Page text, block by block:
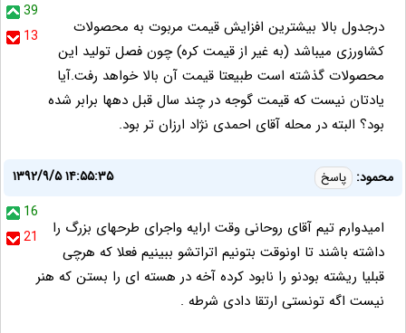
39
13
درجدول بالا بیشترین افزایش قیمت مربوت به محصولات
کشاورزی میباشد (به غیر از قیمت کره) چون فصل تولید این
محصولات گذشته است طبیعتا قیمت آن بالا خواهد رفت.آیا
یادتان نیست که قیمت گوجه در چند سال قبل دهها برابر شده
بود؟ البته در محله آقای احمدی نژاد ارزان تر بود.
محمود: پاسخ
۱۳۹۲/۹/۵ ۱۴:۵۵:۳۵
16
21
امیدوارم تیم آقای روحانی وقت ارایه واجرای طرحهای بزرگ را
داشته باشند تا اونوقت بتونیم اتراتشو ببینیم فعلا که هرچی
قبلیا ریشته بودنو را نابود کرده آخه در هسته ای را بستن که هنر
نیست اگه تونستی ارتقا دادی شرطه .